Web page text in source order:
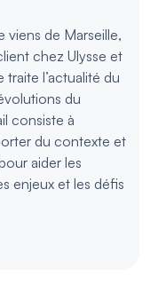
viens de Marseille,
chez Ulysse et
l’actualité du
du
consiste à
du contexte et
aider les
enjeux et les défis